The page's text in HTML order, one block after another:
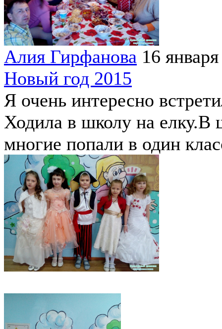
Алия Гирфанова 16
Новый год 2015
Я очень интересно
Ходила в школу на елку.В
многие попали в один